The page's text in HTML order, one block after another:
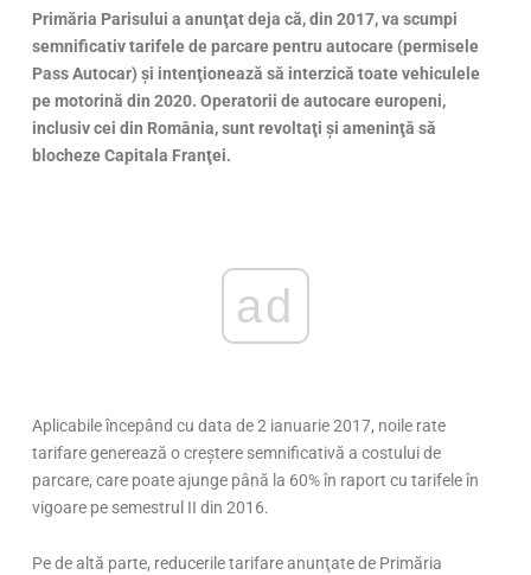
Primăria Parisului a anunţat deja că, din 2017, va scumpi
semnificativ tarifele de parcare pentru autocare (permisele
Pass Autocar) şi intenţionează să interzică toate vehiculele
pe motorină din 2020. Operatorii de autocare europeni,
inclusiv cei din România, sunt revoltaţi şi ameninţă să
blocheze Capitala Franţei.
ad
Aplicabile începând cu data de 2 ianuarie 2017, noile rate
tarifare generează o creştere semnificativă a costului de
parcare, care poate ajunge până la 60% în raport cu tarifele în
vigoare pe semestrul II din 2016.
Pe de altă parte, reducerile tarifare anunţate de Primăria